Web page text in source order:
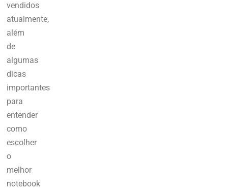
vendidos
atualmente,
além
de
algumas
dicas
importantes
para
entender
como
escolher
o
melhor
notebook